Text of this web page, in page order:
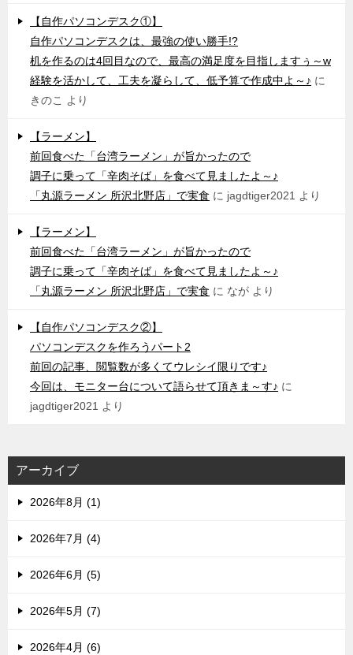
【自作パソコンデスク①】
自作パソコンデスクは、最強の使い勝手!?
机を作るのは4回目なので、最高の満足度を目指しますぅ～w
経験を活かして、工夫を凝らして、低予算で作成中よ～♪ に
きのこ より
【ラーメン】
前回食べた「台湾ラーメン」が旨かったので
調子に乗って「辛肉そば」を食べて見ましたよ～♪
「丸源ラーメン 所沢北野店」で実食 に jagdtiger2021 より
【ラーメン】
前回食べた「台湾ラーメン」が旨かったので
調子に乗って「辛肉そば」を食べて見ましたよ～♪
「丸源ラーメン 所沢北野店」で実食 に なが より
【自作パソコンデスク②】
パソコンデスクを作ろうパート2
前回の記事、閲覧数が多くてウレシイ限りです♪
今回は、モニター台について語らせて頂きま～す♪ に
jagdtiger2021 より
アーカイブ
2026年8月 (1)
2026年7月 (4)
2026年6月 (5)
2026年5月 (7)
2026年4月 (6)